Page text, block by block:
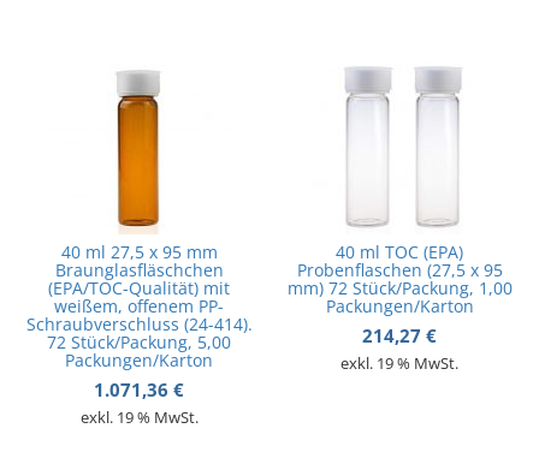
40 ml 27,5 x 95 mm
Braunglasfläschchen
(EPA/TOC-Qualität) mit
weißem, offenem PP-
Schraubverschluss (24-414).
72 Stück/Packung, 5,00
Packungen/Karton
1.071,36€
exkl. 19 % MwSt.
40 ml TOC (EPA)
Probenflaschen (27,5 x 95
mm) 72 Stück/Packung, 1,00
Packungen/Karton
214,27€
exkl. 19 % MwSt.